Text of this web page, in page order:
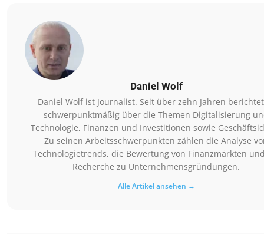
Daniel Wolf
Daniel Wolf ist Journalist. Seit über zehn Jahren
schwerpunktmäßig über die Themen Digitalisierung
Technologie, Finanzen und Investitionen sowie
Zu seinen Arbeitsschwerpunkten zählen die Analyse
Technologietrends, die Bewertung von Finanzmärkten
Recherche zu Unternehmensgründungen.
Alle Artikel ansehen →